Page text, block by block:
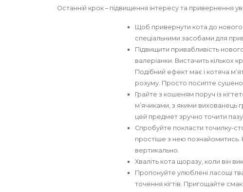
Останній крок – підвищення інтересу та привернення
Щоб привернути кота до
спеціальними засобами для
Підвищити привабливість
валеріанки. Вистачить кількох
Подібний ефект має і котяча
розуму. Просто посипте
Грайте з кошеням поруч із
м’ячиками, з якими вихованець
цей предмет зручно точити
Спробуйте покласти точилку-
простіше з нею познайомитись.
вертикально.
Хваліть кота щоразу, коли він
Пропонуйте улюблені ласощі
точення кігтів. Пригощайте